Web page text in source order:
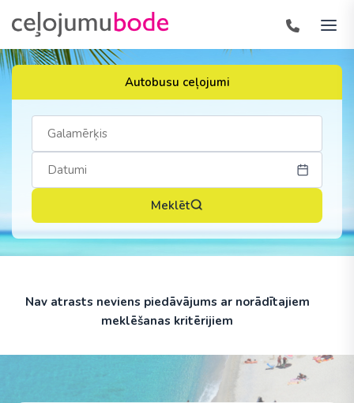
Autobusu ceļojumi
Meklēt
Nav atrasts neviens piedāvājums ar norādītajiem
meklēšanas kritērijiem